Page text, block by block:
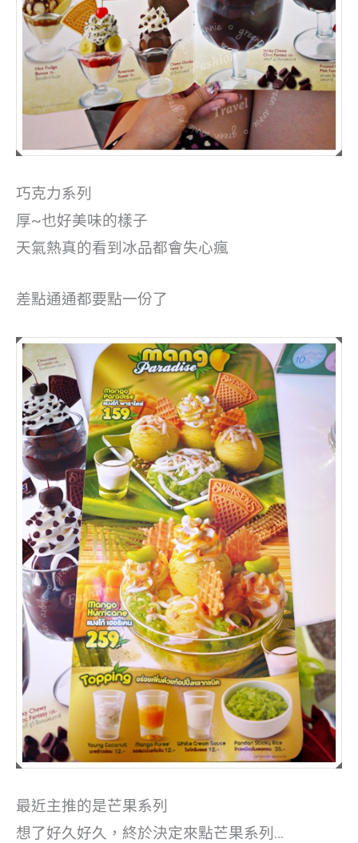
巧克力系列
厚~也好美味的樣子
天氣熱真的看到冰品都會失心瘋
差點通通都要點一份了
最近主推的是芒果系列
想了好久好久，終於決定來點芒果系列…